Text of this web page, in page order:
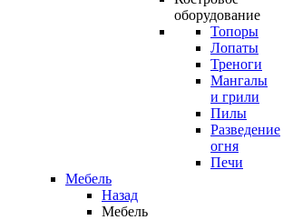
оборудование
Топоры
Лопаты
Треноги
Мангалы
и грили
Пилы
Разведение
огня
Печи
Мебель
Назад
Мебель